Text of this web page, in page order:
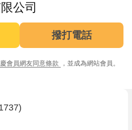
公司
撥打電話
會員網友同意條款 ，並成為網站會員。